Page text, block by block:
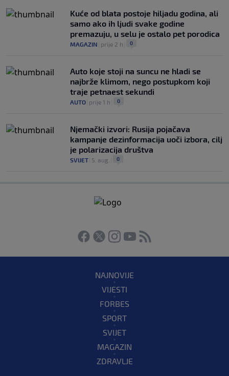
Kuće od blata postoje hiljadu godina, ali
samo ako ih ljudi svake godine
premazuju, u selu je ostalo pet porodica
MAGAZIN prije 2 h 0
Auto koje stoji na suncu ne hladi se
najbrže klimom, nego postupkom koji
traje petnaest sekundi
AUTO prije 1 h 0
Njemački izvori: Rusija pojačava
kampanje dezinformacija uoči izbora, cilj
je polarizacija društva
SVIJET 5. aug. 0
NAJNOVIJE
VIJESTI
FORBES
SPORT
SVIJET
MAGAZIN
ZDRAVLJE